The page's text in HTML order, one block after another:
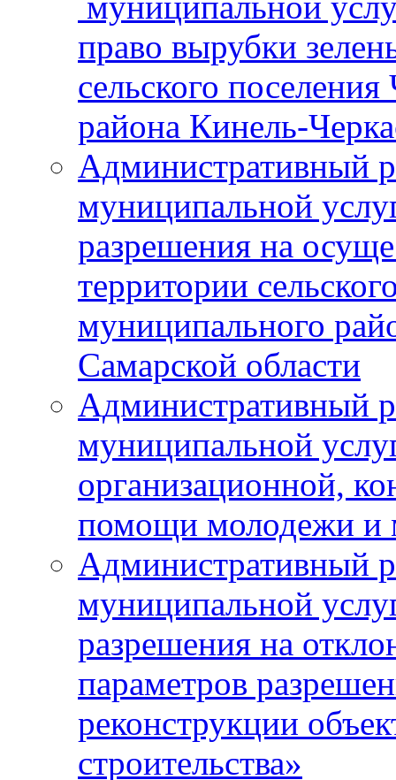
право вырубки
сельского
района Кинель-
Административный
муниципальной
разрешения на
территории
муниципального
Самарской области
Административный
муниципальной
организационной,
помощи молодежи и
Административный
муниципальной
разрешения на
параметров
реконструкции
строительства»